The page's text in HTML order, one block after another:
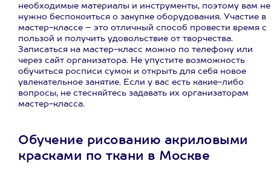
необходимые материалы и инструменты, поэтому вам не
нужно беспокоиться о закупке оборудования. Участие в
мастер-классе – это отличный способ провести время с
пользой и получить удовольствие от творчества.
Записаться на мастер-класс можно по телефону или
через сайт организатора. Не упустите возможность
обучиться росписи сумок и открыть для себя новое
увлекательное занятие. Если у вас есть какие-либо
вопросы, не стесняйтесь задавать их организаторам
мастер-класса.
Обучение рисованию акриловыми
красками по ткани в Москве